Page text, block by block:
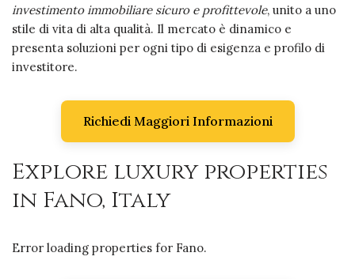
investimento immobiliare sicuro e profittevole, unito a uno
stile di vita di alta qualità. Il mercato è dinamico e
presenta soluzioni per ogni tipo di esigenza e profilo di
investitore.
Richiedi Maggiori Informazioni
Explore luxury properties
in Fano, Italy
Error loading properties for Fano.